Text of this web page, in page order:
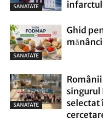
SANATATE
SANATATE
Ghid
mănânci
SANATATE
Românii
singurul
selectat